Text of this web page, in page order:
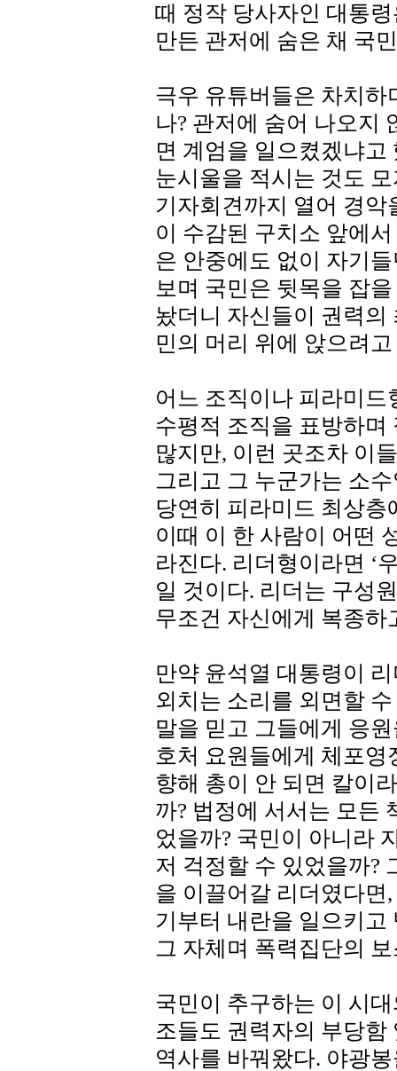
때 정작 당사자인 대통
만든 관저에 숨은 채 국
극우 유튜버들은 차치
나? 관저에 숨어 나오지
면 계엄을 일으켰겠냐고
눈시울을 적시는 것도
기자회견까지 열어 경
이 수감된 구치소 앞에
은 안중에도 없이 자기
보며 국민은 뒷목을 잡
놨더니 자신들이 권력의
민의 머리 위에 앉으려
어느 조직이나 피라미
수평적 조직을 표방하며
많지만, 이런 곳조차 이
그리고 그 누군가는 소
당연히 피라미드 최상층
이때 이 한 사람이 어떤
라진다. 리더형이라면 ‘
일 것이다. 리더는 구성
무조건 자신에게 복종하
만약 윤석열 대통령이
외치는 소리를 외면할
말을 믿고 그들에게 응
호처 요원들에게 체포
향해 총이 안 되면 칼이
까? 법정에 서서는 모든
었을까? 국민이 아니라
저 걱정할 수 있었을까?
을 이끌어갈 리더였다면
기부터 내란을 일으키
그 자체며 폭력집단의
국민이 추구하는 이 시
조들도 권력자의 부당
역사를 바꿔왔다. 야광